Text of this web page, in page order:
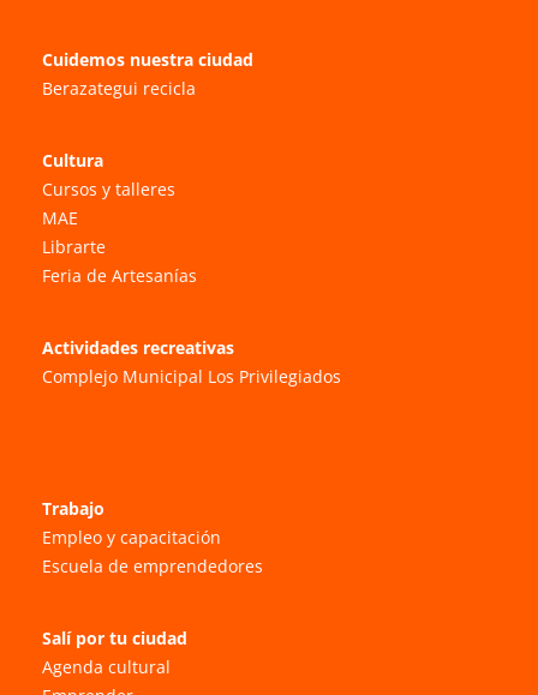
Cuidemos nuestra ciudad
Berazategui recicla
Cultura
Cursos y talleres
MAE
Librarte
Feria de Artesanías
Actividades recreativas
Complejo Municipal Los Privilegiados
Trabajo
Empleo y capacitación
Escuela de emprendedores
Salí por tu ciudad
Agenda cultural